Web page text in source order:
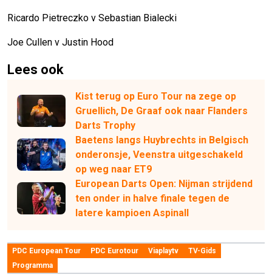
Ricardo Pietreczko v Sebastian Bialecki
Joe Cullen v Justin Hood
Lees ook
Kist terug op Euro Tour na zege op
Gruellich, De Graaf ook naar Flanders
Darts Trophy
Baetens langs Huybrechts in Belgisch
onderonsje, Veenstra uitgeschakeld
op weg naar ET9
European Darts Open: Nijman strijdend
ten onder in halve finale tegen de
latere kampioen Aspinall
PDC European Tour PDC Eurotour Viaplaytv
TV-Gids
Programma